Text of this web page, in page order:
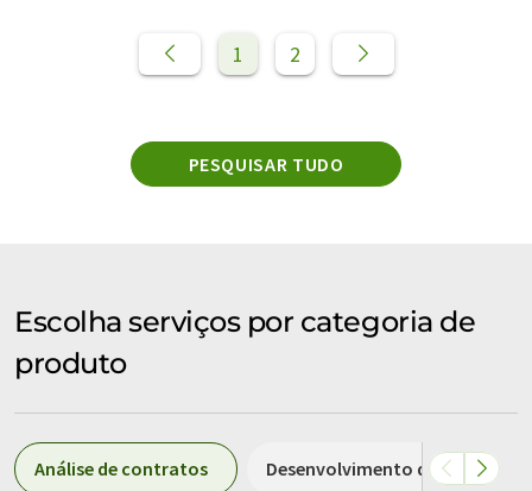
1 2
PESQUISAR TUDO
Escolha serviços por categoria de
produto
Análise de contratos Desenvolvimento de produtos